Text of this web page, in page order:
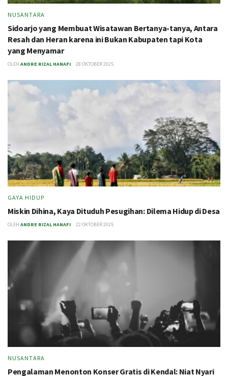
NUSANTARA
Sidoarjo yang Membuat Wisatawan Bertanya-tanya, Antara
Resah dan Heran karena ini Bukan Kabupaten tapi Kota
yang Menyamar
OLEH ANDRE RIZAL HANAFI 28 OKTOBER 2025
GAYA HIDUP
Miskin Dihina, Kaya Dituduh Pesugihan: Dilema Hidup di Desa
OLEH ANDRE RIZAL HANAFI 22 OKTOBER 2025
NUSANTARA
Pengalaman Menonton Konser Gratis di Kendal: Niat Nyari